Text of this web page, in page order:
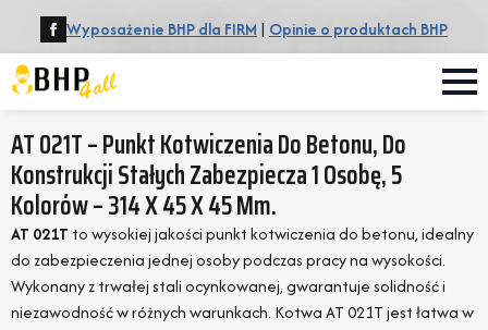
Wyposażenie BHP dla FIRM | Opinie o produktach BHP
AT 021T – Punkt Kotwiczenia Do Betonu, Do
Konstrukcji Stałych Zabezpiecza 1 Osobę, 5
Kolorów – 314 X 45 X 45 Mm.
AT 021T to wysokiej jakości punkt kotwiczenia do betonu, idealny
do zabezpieczenia jednej osoby podczas pracy na wysokości.
Wykonany z trwałej stali ocynkowanej, gwarantuje solidność i
niezawodność w różnych warunkach. Kotwa AT 021T jest łatwa w